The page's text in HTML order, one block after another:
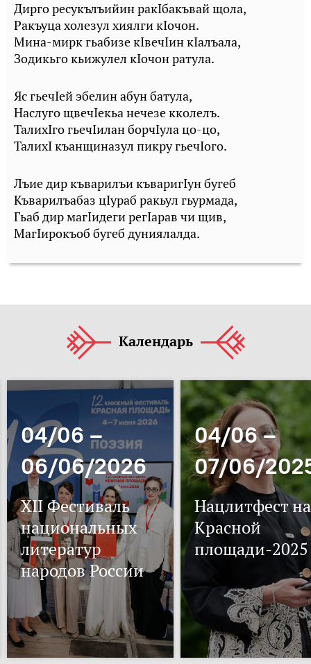
Дирго ресукълъийин ракIбакъвай щола,
Ракъуца холезул хиялги кIочон.
Мина-мирк гьабизе кIвечIин кIалъала,
Зодикьго кьижулел кIочон ратула.
Яс гьечIей эбелин абун батула,
Наслуго щвечIекьа нечезе кколелъ.
ТалихIго гьечIилан борчIула цо-цо,
ТалихI къанщиназул пикру гьечIого.
Лъие дир къварилъи къваригIун бугеб
Къварилъабаз цIураб ракьул гьурмада,
Гьаб дир магIидеги регIарав чи щив,
МагIирокъоб бугеб дуниялалда.
Календарь
04/06 –
06/06/2026
XII Фестиваль
национальных
литератур
народов России
04/06 –
07/06/
Нацлитфест на
Красной
площади-2025